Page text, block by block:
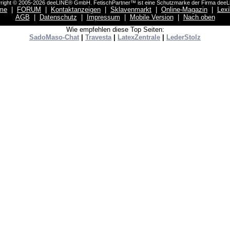
© 2005-2026 deeLINE® GmbH. FetischPartner™ ist eine Schutzmarke der Firma
FORUM Kontaktanzeigen Sklavenmarkt Online-Magazin
AGB
Datenschutz Impressum Mobile Version|
Nach oben
Wie empfehlen diese Top Seiten:
SadoMaso-Chat
Travesta| LatexZentrale LederStolz